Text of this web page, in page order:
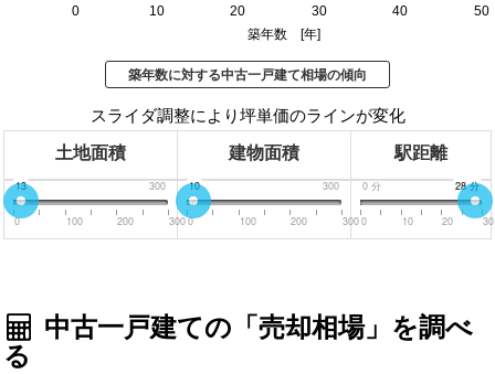
0 10 20 30 40 50
築年数 [年]
築年数に対する中古一戸建て相場の傾向
スライダ調整により坪単価のラインが変化
土地面積 建物面積 駅距離
0 300
13
0 100 200 300
0 300
10
0 100 200 300
0分 30分
28分
0 10 20 30
中古一戸建ての「売却相場」を調べ
る